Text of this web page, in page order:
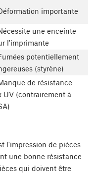
importante
une enceinte
l'imprimante
potentiellement
(styrène)
de résistance
UV (contrairement à
l'impression de pièces
une bonne résistance
qui doivent être